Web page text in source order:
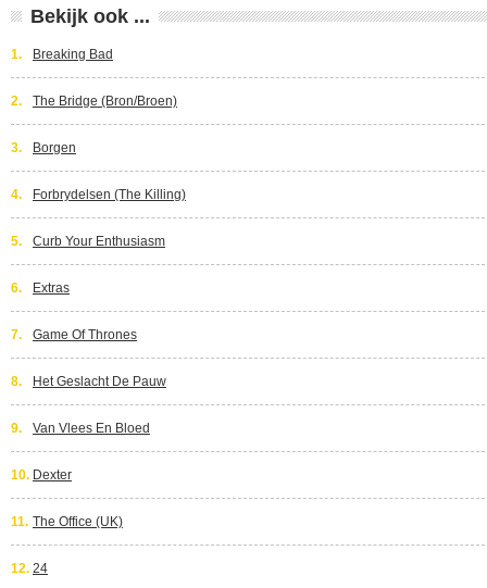
Bekijk ook ...
1. Breaking Bad
2. The Bridge (Bron/Broen)
3. Borgen
4. Forbrydelsen (The Killing)
5. Curb Your Enthusiasm
6. Extras
7. Game Of Thrones
8. Het Geslacht De Pauw
9. Van Vlees En Bloed
10. Dexter
11. The Office (UK)
12. 24